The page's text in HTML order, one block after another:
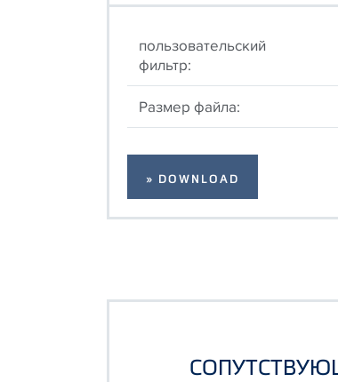
пользовательский
фильтр:
Размер файла:
» DOWNLOAD